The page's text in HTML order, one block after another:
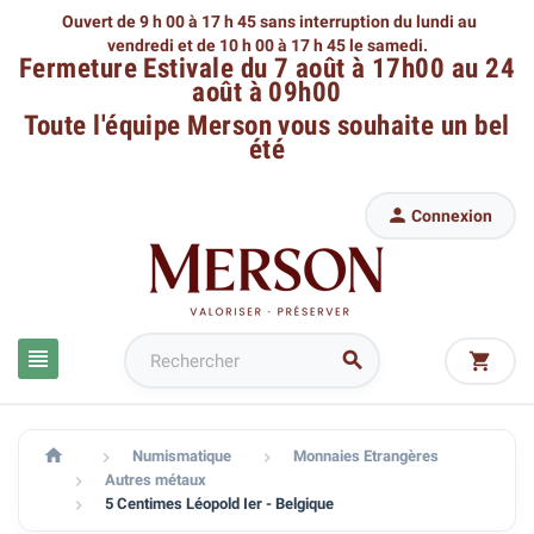
Ouvert de 9 h 00 à 17 h 45 sans interruption du lundi au
vendredi et de 10 h 00 à 17 h 45 le samedi.
Fermeture Estivale du 7 août à 17h00 au 24
août à 09h00
Toute l'équipe Mersonvous souhaite un bel
été
 
 Connexion

  Numismatique  Monnaies Etrangères
 Autres métaux
 5 Centimes Léopold Ier - Belgique